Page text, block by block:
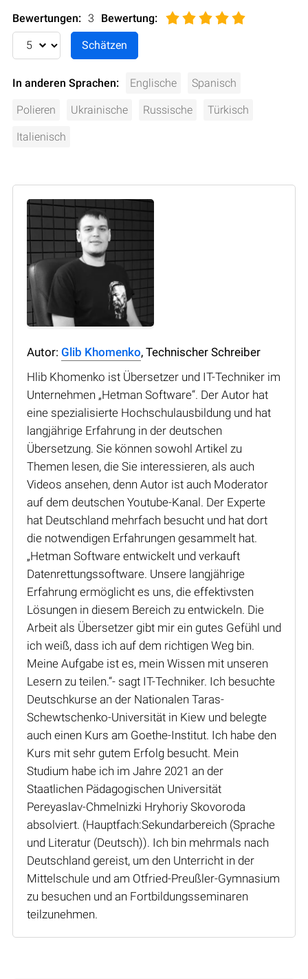
Bewertungen: 3 Bewertung:
In anderen Sprachen: Englische Spanisch
Polieren Ukrainische Russische Türkisch
Italienisch
Autor: Glib Khomenko, Technischer Schreiber
Hlib Khomenko ist Übersetzer und IT-Techniker im
Unternehmen „Hetman Software“. Der Autor hat
eine spezialisierte Hochschulausbildung und hat
langjährige Erfahrung in der deutschen
Übersetzung. Sie können sowohl Artikel zu
Themen lesen, die Sie interessieren, als auch
Videos ansehen, denn Autor ist auch Moderator
auf dem deutschen Youtube-Kanal. Der Experte
hat Deutschland mehrfach besucht und hat dort
die notwendigen Erfahrungen gesammelt hat.
„Hetman Software entwickelt und verkauft
Datenrettungssoftware. Unsere langjährige
Erfahrung ermöglicht es uns, die effektivsten
Lösungen in diesem Bereich zu entwickeln. Die
Arbeit als Übersetzer gibt mir ein gutes Gefühl und
ich weiß, dass ich auf dem richtigen Weg bin.
Meine Aufgabe ist es, mein Wissen mit unseren
Lesern zu teilen.“- sagt IT-Techniker. Ich besuchte
Deutschkurse an der Nationalen Taras-
Schewtschenko-Universität in Kiew und belegte
auch einen Kurs am Goethe-Institut. Ich habe den
Kurs mit sehr gutem Erfolg besucht. Mein
Studium habe ich im Jahre 2021 an der
Staatlichen Pädagogischen Universität
Pereyaslav-Chmelnizki Hryhoriy Skovoroda
absolviert. (Hauptfach:Sekundarbereich (Sprache
und Literatur (Deutsch)). Ich bin mehrmals nach
Deutschland gereist, um den Unterricht in der
Mittelschule und am Otfried-Preußler-Gymnasium
zu besuchen und an Fortbildungsseminaren
teilzunehmen.